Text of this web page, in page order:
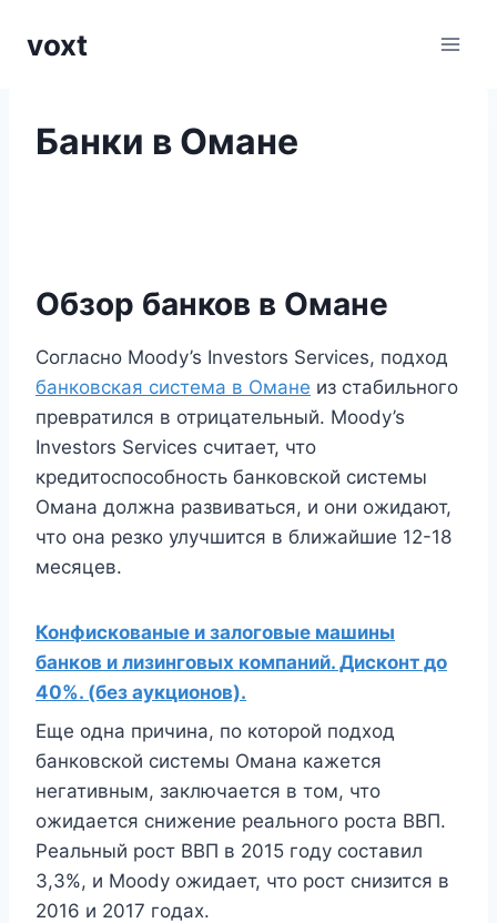
voxt
Банки в Омане
Обзор банков в Омане
Согласно Moody’s Investors Services, подход
банковская система в Омане из стабильного
превратился в отрицательный. Moody’s
Investors Services считает, что
кредитоспособность банковской системы
Омана должна развиваться, и они ожидают,
что она резко улучшится в ближайшие 12-18
месяцев.
Конфискованые и залоговые машины
банков и лизинговых компаний. Дисконт до
40%. (без аукционов).
Еще одна причина, по которой подход
банковской системы Омана кажется
негативным, заключается в том, что
ожидается снижение реального роста ВВП.
Реальный рост ВВП в 2015 году составил
3,3%, и Moody ожидает, что рост снизится в
2016 и 2017 годах.